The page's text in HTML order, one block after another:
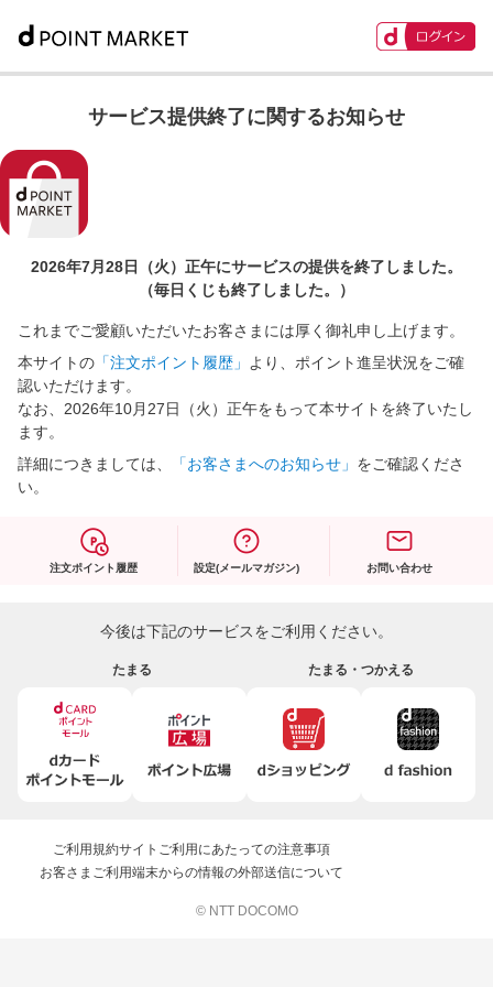
サービス提供終了に関するお知らせ
2026年7月28日（火）正午にサービスの提供を終了しました。
（毎日くじも終了しました。）
これまでご愛顧いただいたお客さまには厚く御礼申し上げます。
本サイトの 「注文ポイント履歴」
より、ポイント進呈状況をご確
認いただけます。
なお、2026年10月27日（火）正午をもって本サイトを終了いたし
ます。
詳細につきましては、
「お客さまへのお知らせ」 をご確認くださ
い。
注文ポイント履歴 設定(メールマガジン) お問い合わせ
今後は下記のサービスをご利用ください。
たまる たまる・つかえる
ご利用規約サイトご利用にあたっての注意事項
お客さまご利用端末からの情報の外部送信について
© NTT DOCOMO